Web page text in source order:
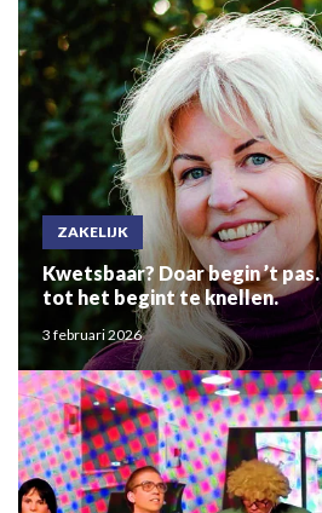
ZAKELIJK
Kwetsbaar? Doar begin ’t pas. Niet over praten…
tot het begint te knellen.
3 februari 2026